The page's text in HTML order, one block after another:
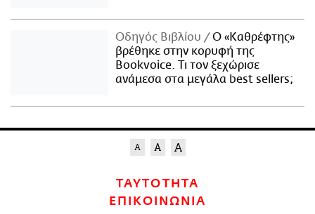
Οδηγός Βιβλίου
Ο «Καθρέφτης»
βρέθηκε στην κορυφή της
Bookvoice. Τι τον ξεχώρισε
ανάμεσα στα μεγάλα best sellers;
ΤΑΥΤΟΤΗΤΑ
ΕΠΙΚΟΙΝΩΝΙΑ